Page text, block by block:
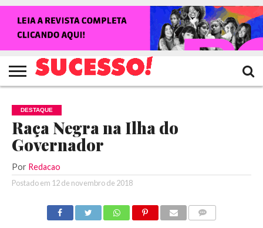
NOTÍCIAS
SHOWS
ENTREVISTAS
CLIQUES
RANKING
CROWLEY
TV
SUCESSO!
REVISTA
SUCESSO!
DESTAQUE
Raça Negra na Ilha do
Governador
Por Redacao
Postado em 12 de novembro de 2018